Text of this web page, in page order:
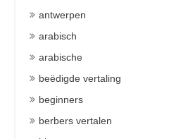
antwerpen
arabisch
arabische
beëdigde vertaling
beginners
berbers vertalen